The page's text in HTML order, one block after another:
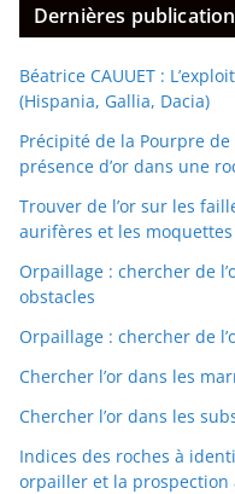
Dernières
Béatrice CAUUET :
(Hispania, Gallia, Dacia)
Précipité de la Pourpre
présence d’or dans une
Trouver de l’or sur les
aurifères et les
Orpaillage : chercher de
obstacles
Orpaillage : chercher de
Chercher l’or dans les
Chercher l’or dans les
Indices des roches à
orpailler et la prospection